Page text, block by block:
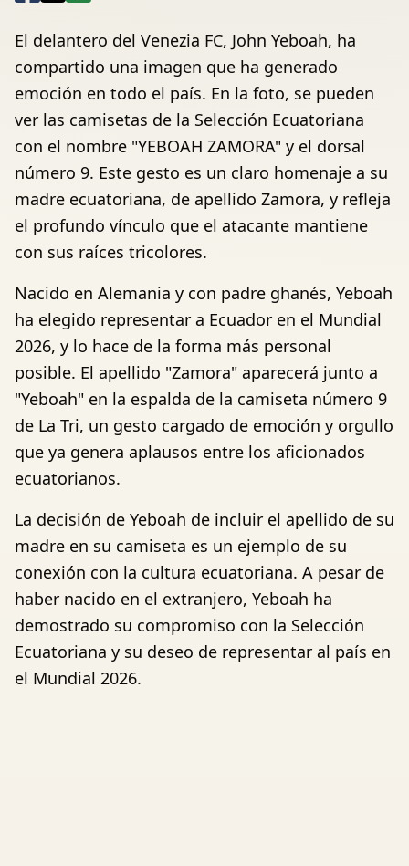
El delantero del Venezia FC, John Yeboah, ha
compartido una imagen que ha generado
emoción en todo el país. En la foto, se pueden
ver las camisetas de la Selección Ecuatoriana
con el nombre "YEBOAH ZAMORA" y el dorsal
número 9. Este gesto es un claro homenaje a su
madre ecuatoriana, de apellido Zamora, y refleja
el profundo vínculo que el atacante mantiene
con sus raíces tricolores.
Nacido en Alemania y con padre ghanés, Yeboah
ha elegido representar a Ecuador en el Mundial
2026, y lo hace de la forma más personal
posible. El apellido "Zamora" aparecerá junto a
"Yeboah" en la espalda de la camiseta número 9
de La Tri, un gesto cargado de emoción y orgullo
que ya genera aplausos entre los aficionados
ecuatorianos.
La decisión de Yeboah de incluir el apellido de su
madre en su camiseta es un ejemplo de su
conexión con la cultura ecuatoriana. A pesar de
haber nacido en el extranjero, Yeboah ha
demostrado su compromiso con la Selección
Ecuatoriana y su deseo de representar al país en
el Mundial 2026.